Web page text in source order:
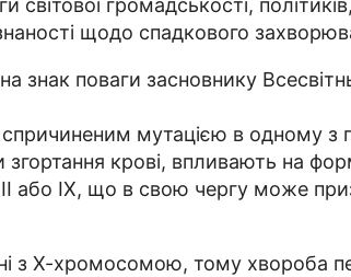
громадськості,
щодо спадкового
знак поваги засновнику
мутацією в одному з
крові, впливають на
або IX, що в свою чергу може
з Х-хромосомою, тому хвороба